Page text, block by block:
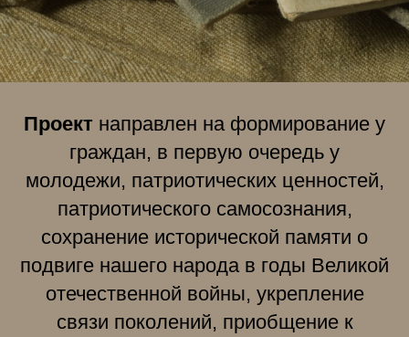
Проект направлен на формирование у
граждан, в первую очередь у
молодежи, патриотических ценностей,
патриотического самосознания,
сохранение исторической памяти о
подвиге нашего народа в годы Великой
отечественной войны, укрепление
связи поколений, приобщение к